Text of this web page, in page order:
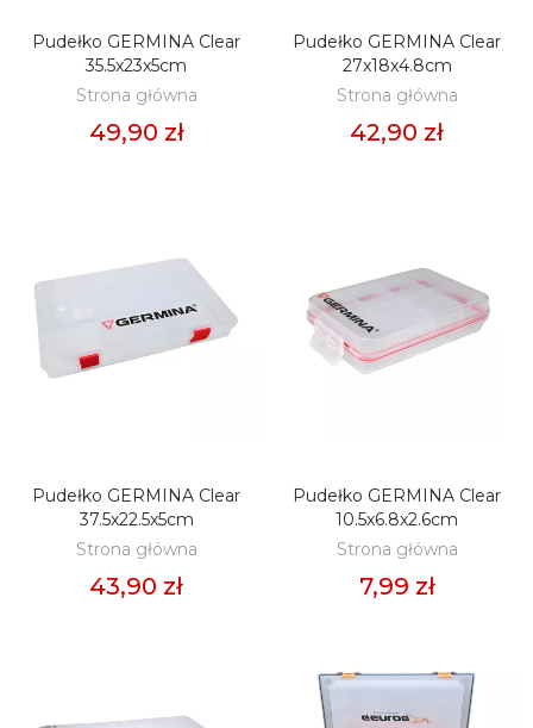
DODAJ DO KOSZYKA
Pudełko GERMINA Clear
35.5x23x5cm
Strona główna
49,90 zł
DODAJ DO KOSZYKA
Pudełko GERMINA Clear
27x18x4.8cm
Strona główna
42,90 zł
DODAJ DO KOSZYKA
Pudełko GERMINA Clear
37.5x22.5x5cm
Strona główna
43,90 zł
DODAJ DO KOSZYKA
Pudełko GERMINA Clear
10.5x6.8x2.6cm
Strona główna
7,99 zł